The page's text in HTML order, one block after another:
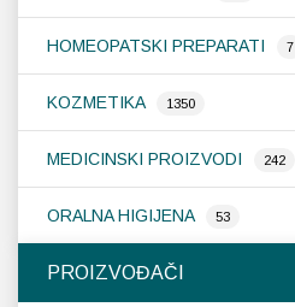
HOMEOPATSKI PREPARATI 7
KOZMETIKA 1350
MEDICINSKI PROIZVODI 242
ORALNA HIGIJENA 53
PROIZVOĐAČI